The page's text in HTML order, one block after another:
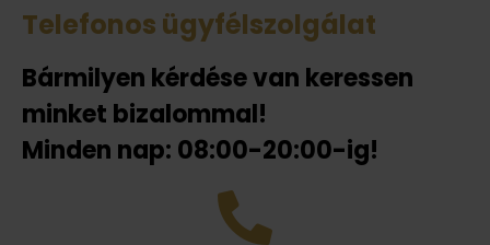
Telefonos ügyfélszolgálat
Bármilyen kérdése van keressen
minket bizalommal!
Minden nap: 08:00-20:00-ig!